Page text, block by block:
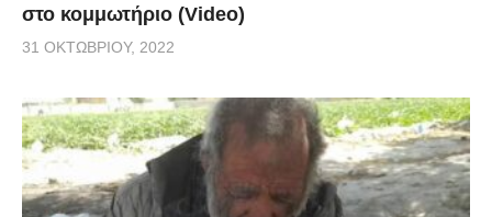
στο κομμωτήριο (Video)
31 ΟΚΤΩΒΡΊΟΥ, 2022